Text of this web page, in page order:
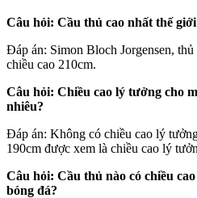
Câu hỏi: Cầu thủ cao nhất thế
Đáp án: Simon Bloch Jorgensen,
chiều cao 210cm.
Câu hỏi: Chiều cao lý tưởng cho
nhiêu?
Đáp án: Không có chiều cao lý
190cm được xem là chiều cao lý
Câu hỏi: Cầu thủ nào có chiều
bóng đá?